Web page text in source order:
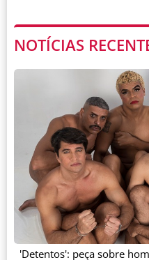
NOTÍCIAS
'Detentos': peça sobre